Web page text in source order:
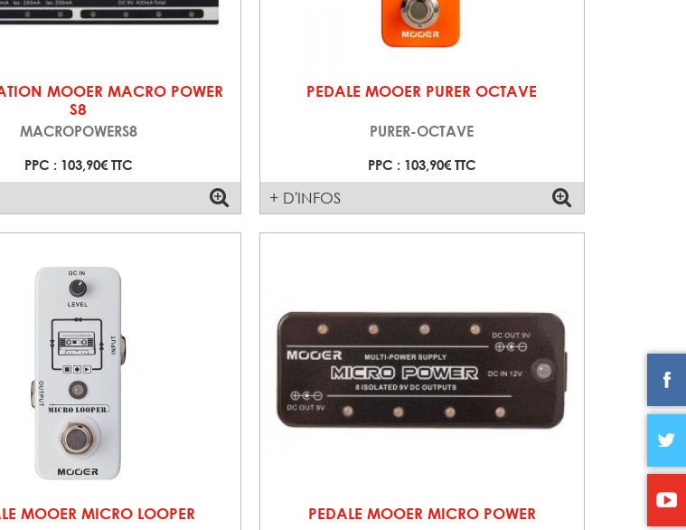
MOOER MACRO POWER
S8
MACROPOWERS8
PPC : 103,90€ TTC
PEDALE MOOER PURER OCTAVE
PURER-OCTAVE
PPC : 103,90€ TTC
+ D'INFOS
MOOER MICRO LOOPER PEDALE MOOER MICRO POWER